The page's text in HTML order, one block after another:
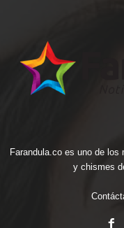
Farandula.co es uno de
y chismes